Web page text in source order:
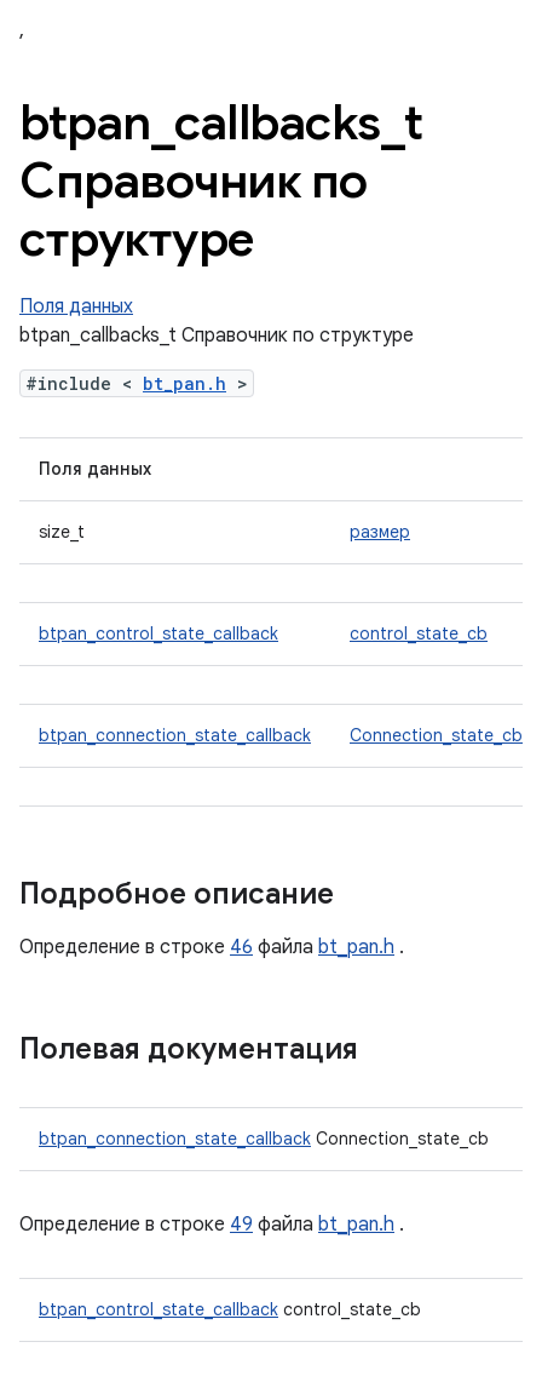
,
btpan callbacks t
Справочник по
структуре
Поля данных
btpan_callbacks_t Справочник по структуре
#include < bt_pan.h >
Поля данных
size_t размер
btpan_control_state_callback control_state_cb
btpan_connection_state_callback Connection_state_cb
Подробное описание
Определение в строке 46 файла bt_pan.h .
Полевая документация
btpan_connection_state_callback Connection_state_cb
Определение в строке 49 файла bt_pan.h .
btpan_control_state_callback control_state_cb